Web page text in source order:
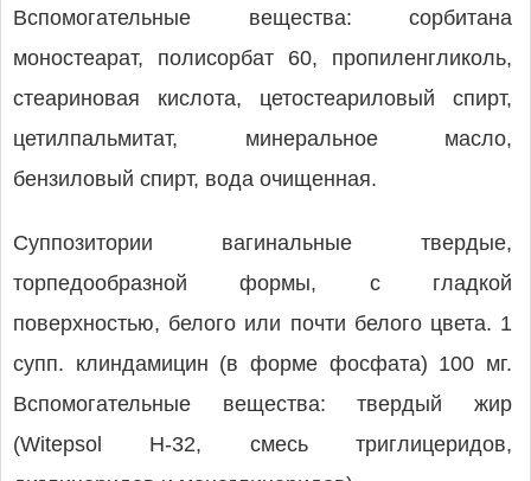
Вспомогательные вещества: сорбитана
моностеарат, полисорбат 60, пропиленгликоль,
стеариновая кислота, цетостеариловый спирт,
цетилпальмитат, минеральное масло,
бензиловый спирт, вода очищенная.
Суппозитории вагинальные твердые,
торпедообразной формы, с гладкой
поверхностью, белого или почти белого цвета. 1
супп. клиндамицин (в форме фосфата) 100 мг.
Вспомогательные вещества: твердый жир
(Witepsol H-32, смесь триглицеридов,